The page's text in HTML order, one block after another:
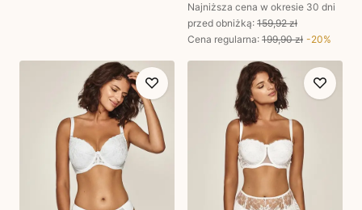
Najniższa cena w okresie 30 dni
przed obniżką: 159,92 zł
Cena regularna: 199,90 zł -20%